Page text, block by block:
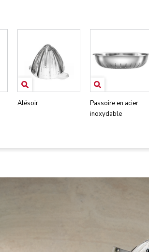
Alésoir
Passoire en acier
inoxydable